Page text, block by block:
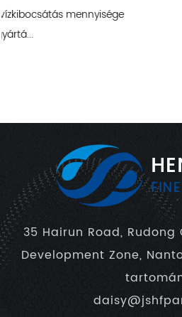
2026-05-22
Nincs két bányatelep,
35 Hairun Road,
Development Zone,